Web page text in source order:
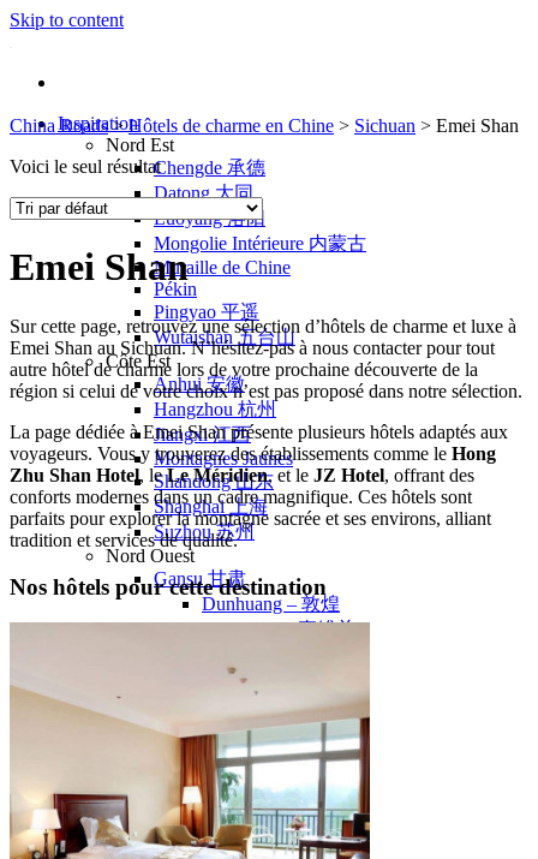
Skip to content
Inspiration
Nord Est
Chengde 承德
Datong 大同
Luoyang 洛阳
Mongolie Intérieure 内蒙古
Muraille de Chine
Pékin
Pingyao 平遥
Wutaishan 五台山
Côte Est
Anhui 安徽
Hangzhou 杭州
Jiangxi 江西
Montagnes Jaunes
Shandong 山东
Shanghai 上海
Suzhou 苏州
Nord Ouest
Gansu 甘肃
Dunhuang – 敦煌
Jiayuguan – 嘉峪关
Xi’an 西安市
Kashgar
Turpan
Canton 广州
Fujian 福建
Hong Kong 香港
China Roads > Hôtels de charme en Chine > Sichuan > Emei Shan
Voici le seul résultat
Emei Shan
Sur cette page, retrouvez une sélection d’hôtels de charme et luxe à
Emei Shan au Sichuan. N’hésitez-pas à nous contacter pour tout
autre hôtel de charme lors de votre prochaine découverte de la
région si celui de votre choix n’est pas proposé dans notre sélection.
La page dédiée à Emei Shan présente plusieurs hôtels adaptés aux
voyageurs. Vous y trouverez des établissements comme le Hong
Zhu Shan Hotel, leLe Méridien, et le JZ Hotel, offrant des
conforts modernes dans un cadre magnifique. Ces hôtels sont
parfaits pour explorer la montagne sacrée et ses environs, alliant
tradition et services de qualité.
Nos hôtels pour cette destination